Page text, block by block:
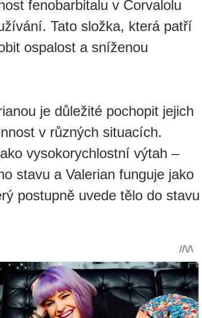
fenobarbitalu v Corvalolu
Tato složka, která patří
ospalost a sníženou
je důležité pochopit jejich
v různých situacích.
vysokorychlostní výtah –
stavu a Valerian funguje jako
postupně uvede tělo do stavu